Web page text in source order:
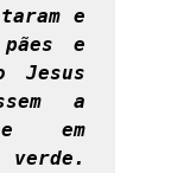
e
e
Jesus
a
em